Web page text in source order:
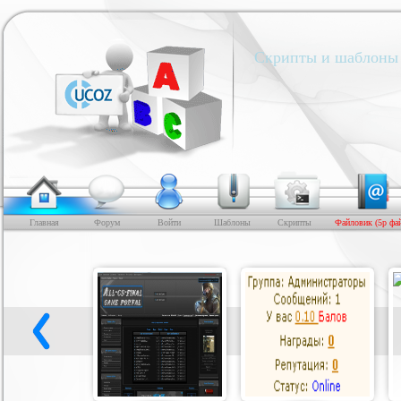
Скрипты и шаблоны
Главная Форум Войти Шаблоны Скрипты Файловик (5р